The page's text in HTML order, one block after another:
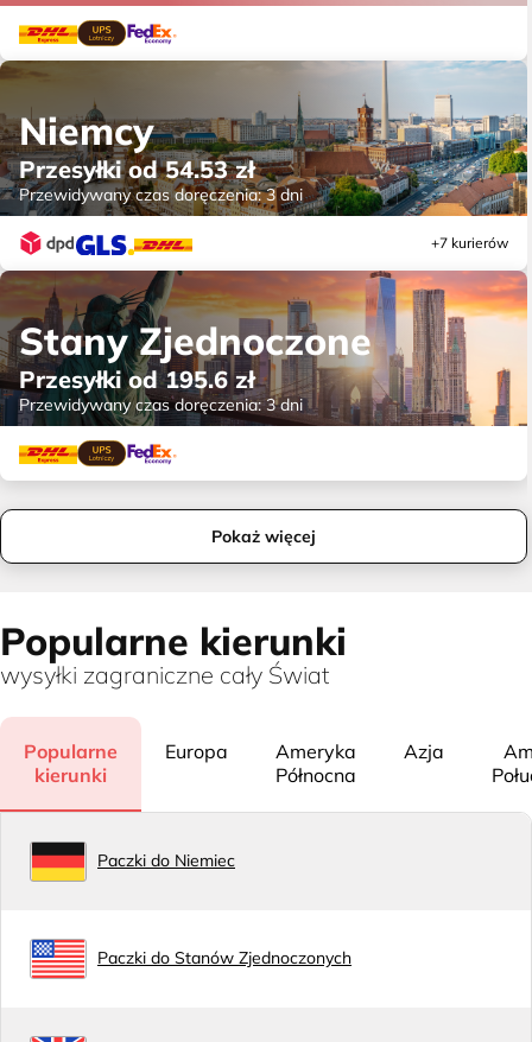
Niemcy
Przesyłki od54.53zł
Przewidywany czas doręczenia:3 dni
+7 kurierów
Stany Zjednoczone
Przesyłki od195.6zł
Przewidywany czas doręczenia:3 dni
Pokaż więcej
Popularne kierunki
wysyłki zagraniczne cały Świat
Popularne
kierunki
Europa
Ameryka
Północna
Azja
Paczki do Niemiec
Paczki do Stanów Zjednoczonych